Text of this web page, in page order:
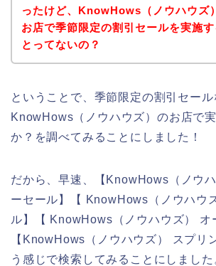
ったけど、KnowHows（ノウハウズ
お店で季節限定の割引セールを実施す
とってないの？
ということで、季節限定の割引セール
KnowHows（ノウハウズ）のお店で
か？を調べてみることにしました！
だから、早速、【KnowHows（ノウ
ーセール】【 KnowHows（ノウハウ
ル】【 KnowHows（ノウハウズ） オ
【KnowHows（ノウハウズ） スプリ
う感じで検索してみることにしました